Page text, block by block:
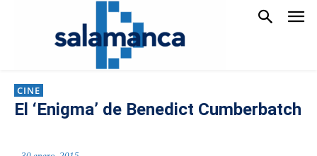
CINE
El ‘Enigma’ de Benedict Cumberbatch